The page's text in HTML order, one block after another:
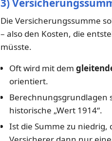
3)
Die Versicherungssumme
– also den Kosten, die
müsste.
Oft wird mit dem
orientiert.
Berechnungsgrundlagen
historische „Wert 1914“.
Ist die Summe zu niedrig,